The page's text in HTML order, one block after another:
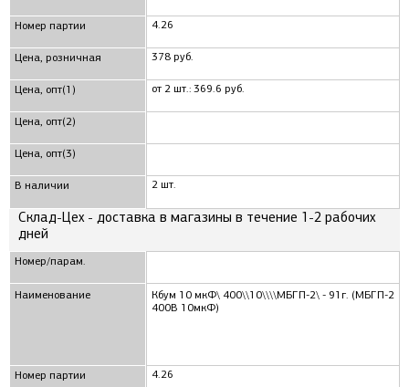
Номер партии
Цена, розничная
Цена, опт(1)
Цена, опт(2)
Цена, опт(3)
В наличии
4.26
378 руб.
от 2 шт.: 369.6 руб.
2 шт.
Склад-Цех - доставка в магазины в течение 1-2 рабочих
дней
Номер/парам.
Наименование
Номер партии
Кбум 10 мкФ\ 400\\10\\\\МБГП-2\ - 91г. (МБГП-2
400В 10мкФ)
4.26